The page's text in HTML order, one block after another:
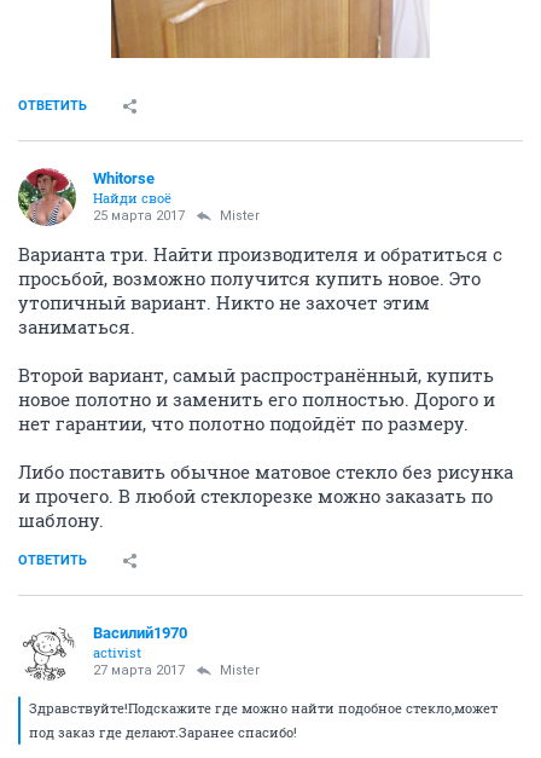
ОТВЕТИТЬ
Whitorse
Найди своё
25 марта 2017 Mister
Варианта три. Найти производителя и обратиться с
просьбой, возможно получится купить новое. Это
утопичный вариант. Никто не захочет этим
заниматься.
Второй вариант, самый распространённый, купить
новое полотно и заменить его полностью. Дорого и
нет гарантии, что полотно подойдёт по размеру.
Либо поставить обычное матовое стекло без рисунка
и прочего. В любой стеклорезке можно заказать по
шаблону.
ОТВЕТИТЬ
Василий1970
activist
27 марта 2017 Mister
Здравствуйте!Подскажите где можно найти подобное стекло,может
под заказ где делают.Заранее спасибо!